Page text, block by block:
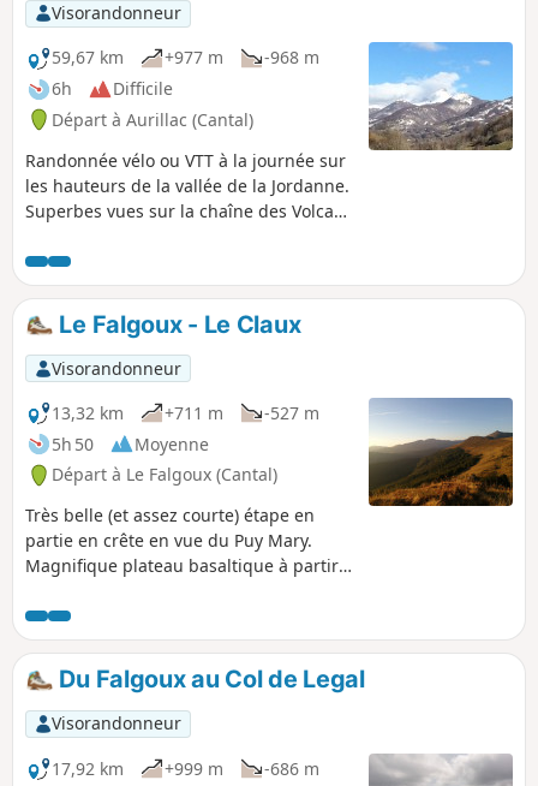
Visorandonneur
59,67 km
+977 m
-968 m
6h
Difficile
Départ à Aurillac (Cantal)
Randonnée vélo ou VTT à la journée sur
les hauteurs de la vallée de la Jordanne.
Superbes vues sur la chaîne des Volcans
dans l'ensemble, dénivelé, jolis petits
villages, douceur et verdure des
paysages auvergnats.
Le Falgoux - Le Claux
Visorandonneur
13,32 km
+711 m
-527 m
5h 50
Moyenne
Départ à Le Falgoux (Cantal)
Très belle (et assez courte) étape en
partie en crête en vue du Puy Mary.
Magnifique plateau basaltique à partir
du Puy Mary, environ 1,5 km après le
village.
Du Falgoux au Col de Legal
Visorandonneur
17,92 km
+999 m
-686 m